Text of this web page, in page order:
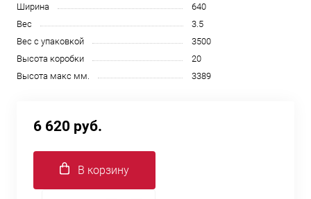
Ширина
640
Вес
3.5
Вес с упаковкой
3500
Высота коробки
20
Высота макс мм.
3389
6 620 руб.
В корзину